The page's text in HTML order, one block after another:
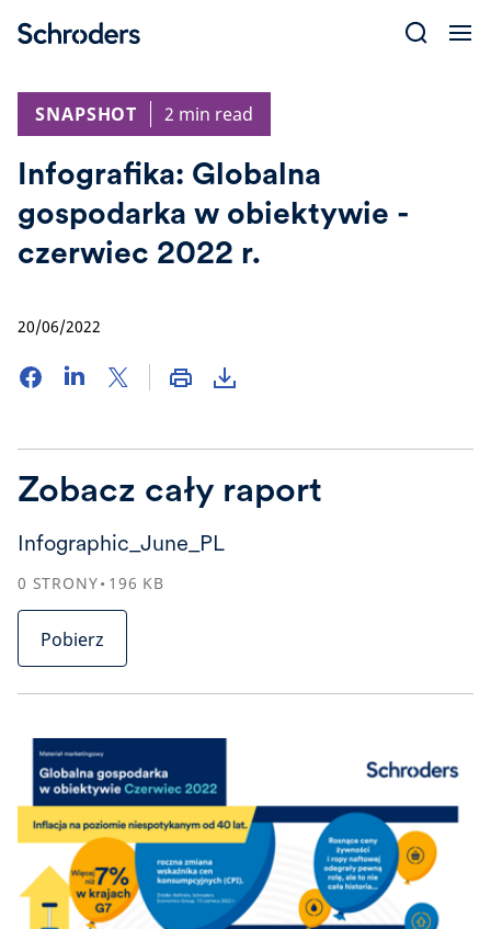
SNAPSHOT
2 min read
Infografika: Globalna
gospodarka w obiektywie -
czerwiec 2022 r.
20/06/2022
Zobacz cały raport
Infographic_June_PL
0 STRONY 196 KB
Pobierz